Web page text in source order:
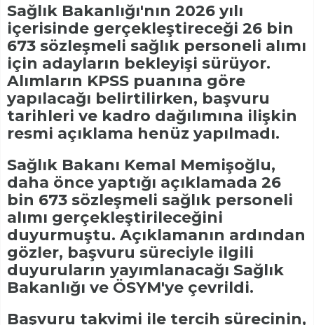
Sağlık Bakanlığı'nın 2026 yılı
içerisinde gerçekleştireceği 26 bin
673 sözleşmeli sağlık personeli alımı
için adayların bekleyişi sürüyor.
Alımların KPSS puanına göre
yapılacağı belirtilirken, başvuru
tarihleri ve kadro dağılımına ilişkin
resmi açıklama henüz yapılmadı.
Sağlık Bakanı Kemal Memişoğlu,
daha önce yaptığı açıklamada 26
bin 673 sözleşmeli sağlık personeli
alımı gerçekleştirileceğini
duyurmuştu. Açıklamanın ardından
gözler, başvuru süreciyle ilgili
duyuruların yayımlanacağı Sağlık
Bakanlığı ve ÖSYM'ye çevrildi.
Başvuru takvimi ile tercih sürecinin,